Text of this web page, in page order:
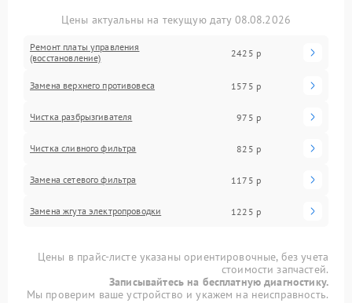
Цены актуальны на текущую дату 08.08.2026
Ремонт платы управления
(восстановление)
2425 р
Замена верхнего противовеса 1575 р
Чистка разбрызгивателя 975 р
Чистка сливного фильтра 825 р
Замена сетевого фильтра 1175 р
Замена жгута электропроводки 1225 р
Цены в прайс-листе указаны ориентировочные, без учета
стоимости запчастей.
Записывайтесь на бесплатную диагностику.
Мы проверим ваше устройство и укажем на неисправность.